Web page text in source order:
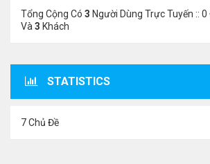
Tổng Cộng Có 3 Người Dùng Trực Tuyến ::
Và 3 Khách
STATISTICS
7 Chủ Đề